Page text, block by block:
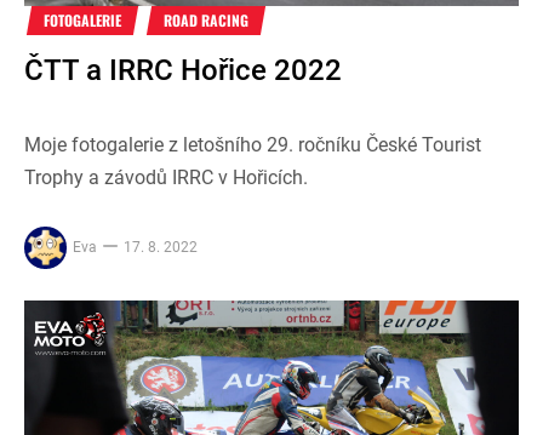
FOTOGALERIE ROAD RACING
ČTT a IRRC Hořice 2022
Moje fotogalerie z letošního 29. ročníku České Tourist
Trophy a závodů IRRC v Hořicích.
Eva 17. 8. 2022